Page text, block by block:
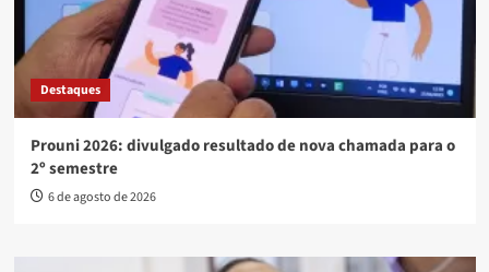
Destaques
Prouni 2026: divulgado resultado de nova chamada para o
2º semestre
6 de agosto de 2026